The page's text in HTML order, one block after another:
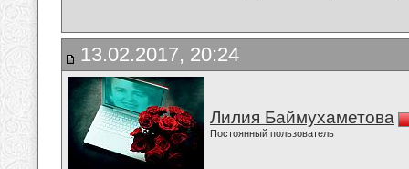
13.02.2017, 20:24
Лилия Баймухаметова
Постоянный пользователь